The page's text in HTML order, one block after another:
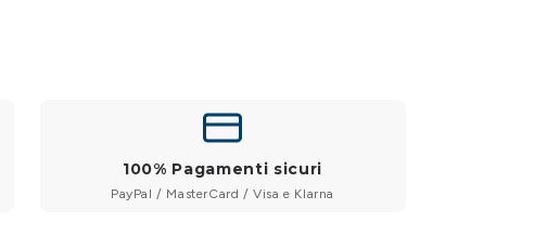
100% Pagamenti sicuri
PayPal / MasterCard / Visa e Klarna